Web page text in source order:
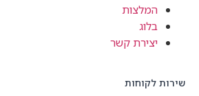
המלצות
בלוג
יצירת קשר
שירות לקוחות